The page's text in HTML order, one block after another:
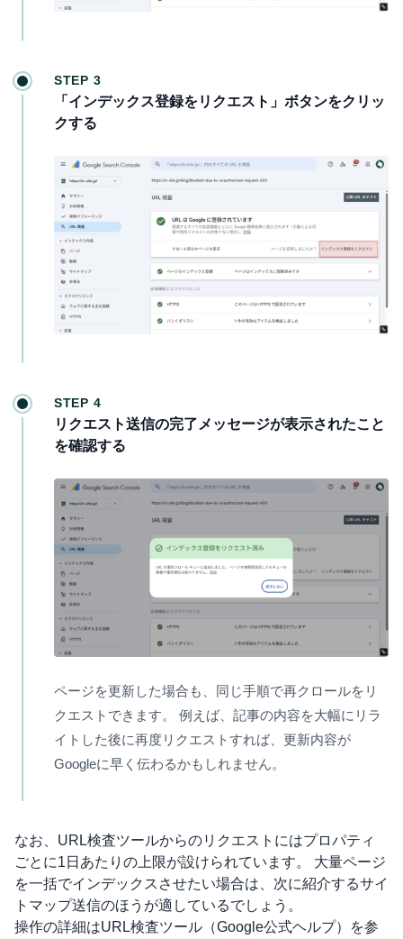
STEP 3
「インデックス登録をリクエスト」ボタンをクリッ
クする
STEP 4
リクエスト送信の完了メッセージが表示されたこと
を確認する
ページを更新した場合も、同じ手順で再クロールをリ
クエストできます。 例えば、記事の内容を大幅にリラ
イトした後に再度リクエストすれば、更新内容が
Googleに早く伝わるかもしれません。
なお、URL検査ツールからのリクエストにはプロパティ
ごとに1日あたりの上限が設けられています。 大量ページ
を一括でインデックスさせたい場合は、次に紹介するサイ
トマップ送信のほうが適しているでしょう。
操作の詳細はURL検査ツール（Google公式ヘルプ）
を参